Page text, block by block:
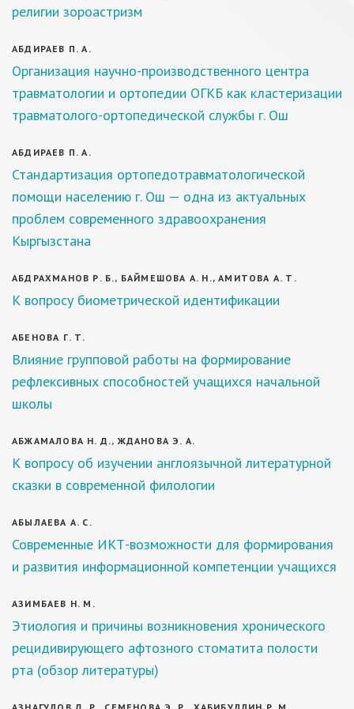
религии зороастризм
АБДИРАЕВ П. А.
Организация научно-производственного центра
травматологии и ортопедии ОГКБ как кластеризации
травматолого-ортопедической службы г. Ош
АБДИРАЕВ П. А.
Стандартизация ортопедотравматологической
помощи населению г. Ош — одна из актуальных
проблем современного здравоохранения
Кыргызстана
АБДРАХМАНОВ Р. Б., БАЙМЕШОВА А. Н., АМИТОВА А. Т.
К вопросу биометрической идентификации
АБЕНОВА Г. Т.
Влияние групповой работы на формирование
рефлексивных способностей учащихся начальной
школы
АБЖАМАЛОВА Н. Д., ЖДАНОВА Э. А.
К вопросу об изучении англоязычной литературной
сказки в современной филологии
АБЫЛАЕВА А. С.
Современные ИКТ-возможности для формирования
и развития информационной компетенции учащихся
АЗИМБАЕВ Н. М.
Этиология и причины возникновения хронического
рецидивирующего афтозного стоматита полости
рта (обзор литературы)